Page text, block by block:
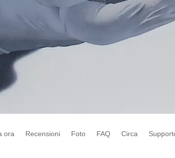
ora Recensioni Foto FAQ Circa